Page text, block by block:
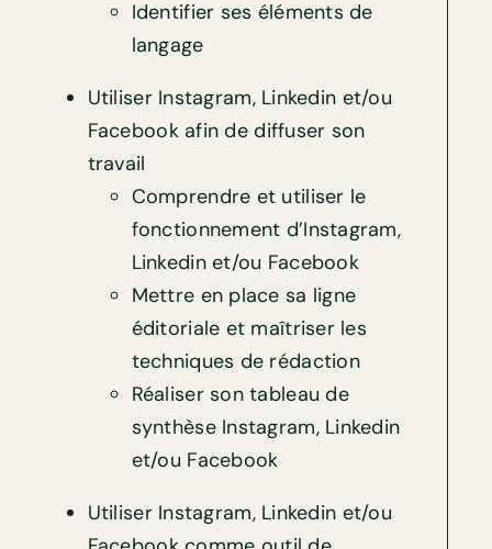
Identifier ses éléments de
langage
Utiliser Instagram, Linkedin et/ou
Facebook afin de diffuser son
travail
Comprendre et utiliser le
fonctionnement d’Instagram,
Linkedin et/ou Facebook
Mettre en place sa ligne
éditoriale et maîtriser les
techniques de rédaction
Réaliser son tableau de
synthèse Instagram, Linkedin
et/ou Facebook
Utiliser Instagram, Linkedin et/ou